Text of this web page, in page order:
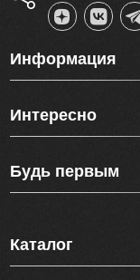
Информация
Интересно
Будь первым
Каталог